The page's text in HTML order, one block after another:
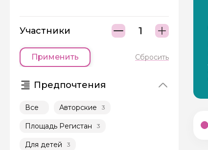
Участники
Применить Сбросить
Предпочтения
Все Авторские 3
Площадь Регистан 3
Для детей 3